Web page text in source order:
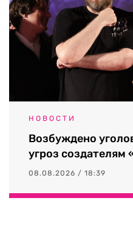
НОВОСТИ
Возбуждено
угроз создателям
08.08.2026 / 18:39